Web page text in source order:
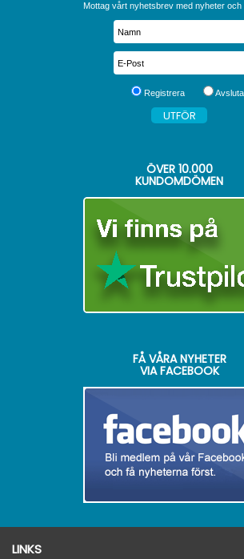
Mottag vårt nyhetsbrev med nyheter och
Registrera Avsluta
ÖVER 10.000
KUNDOMDÖMEN
FÅ VÅRA NYHETER
VIA FACEBOOK
LINKS